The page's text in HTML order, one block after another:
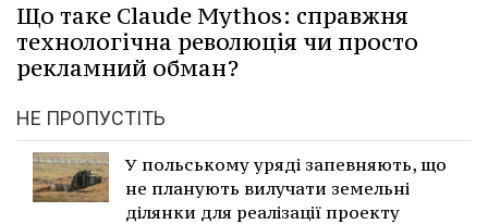
Що таке Claude Mythos: справжня
технологічна революція чи просто
рекламний обман?
НЕ ПРОПУСТІТЬ
У польському уряді запевняють, що
не планують вилучати земельні
ділянки для реалізації проекту